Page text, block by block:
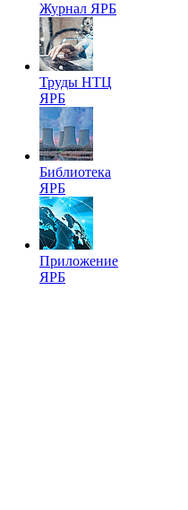
Журнал ЯРБ
Труды НТЦ
ЯРБ
Библиотека
ЯРБ
Приложение
ЯРБ